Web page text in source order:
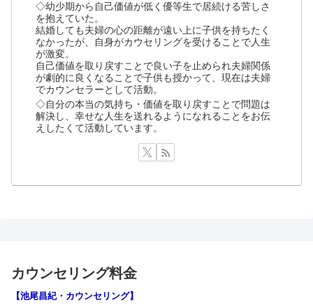
◇幼少期から自己価値が低く優等生で居続ける苦しさ
を抱えていた。
結婚しても夫婦の心の距離が遠い上に子供を持ちたく
なかったが、自身がカウセリングを受けることで人生
が激変。
自己価値を取り戻すことで良い子を止められ夫婦関係
が劇的に良くなることで子供も授かって、現在は夫婦
でカウンセラーとして活動。
◇自分の本当の気持ち・価値を取り戻すことで問題は
解決し、幸せな人生を送れるようになれることをお伝
えしたくて活動しています。
カウンセリング料金
【池尾昌紀・カウンセリング】